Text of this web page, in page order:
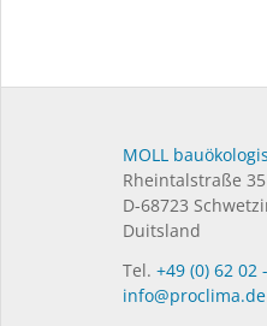
MOLL
Rheintalstraße
D-68723
Duitsland
Tel. +49 (0) 62 02
info@proclima.de